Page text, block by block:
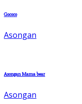
Gococo
Asongan
Asongan Mama bear
Asongan